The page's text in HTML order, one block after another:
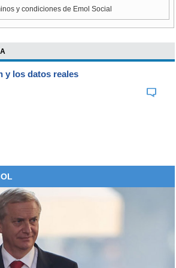
y condiciones de Emol Social
y los datos reales